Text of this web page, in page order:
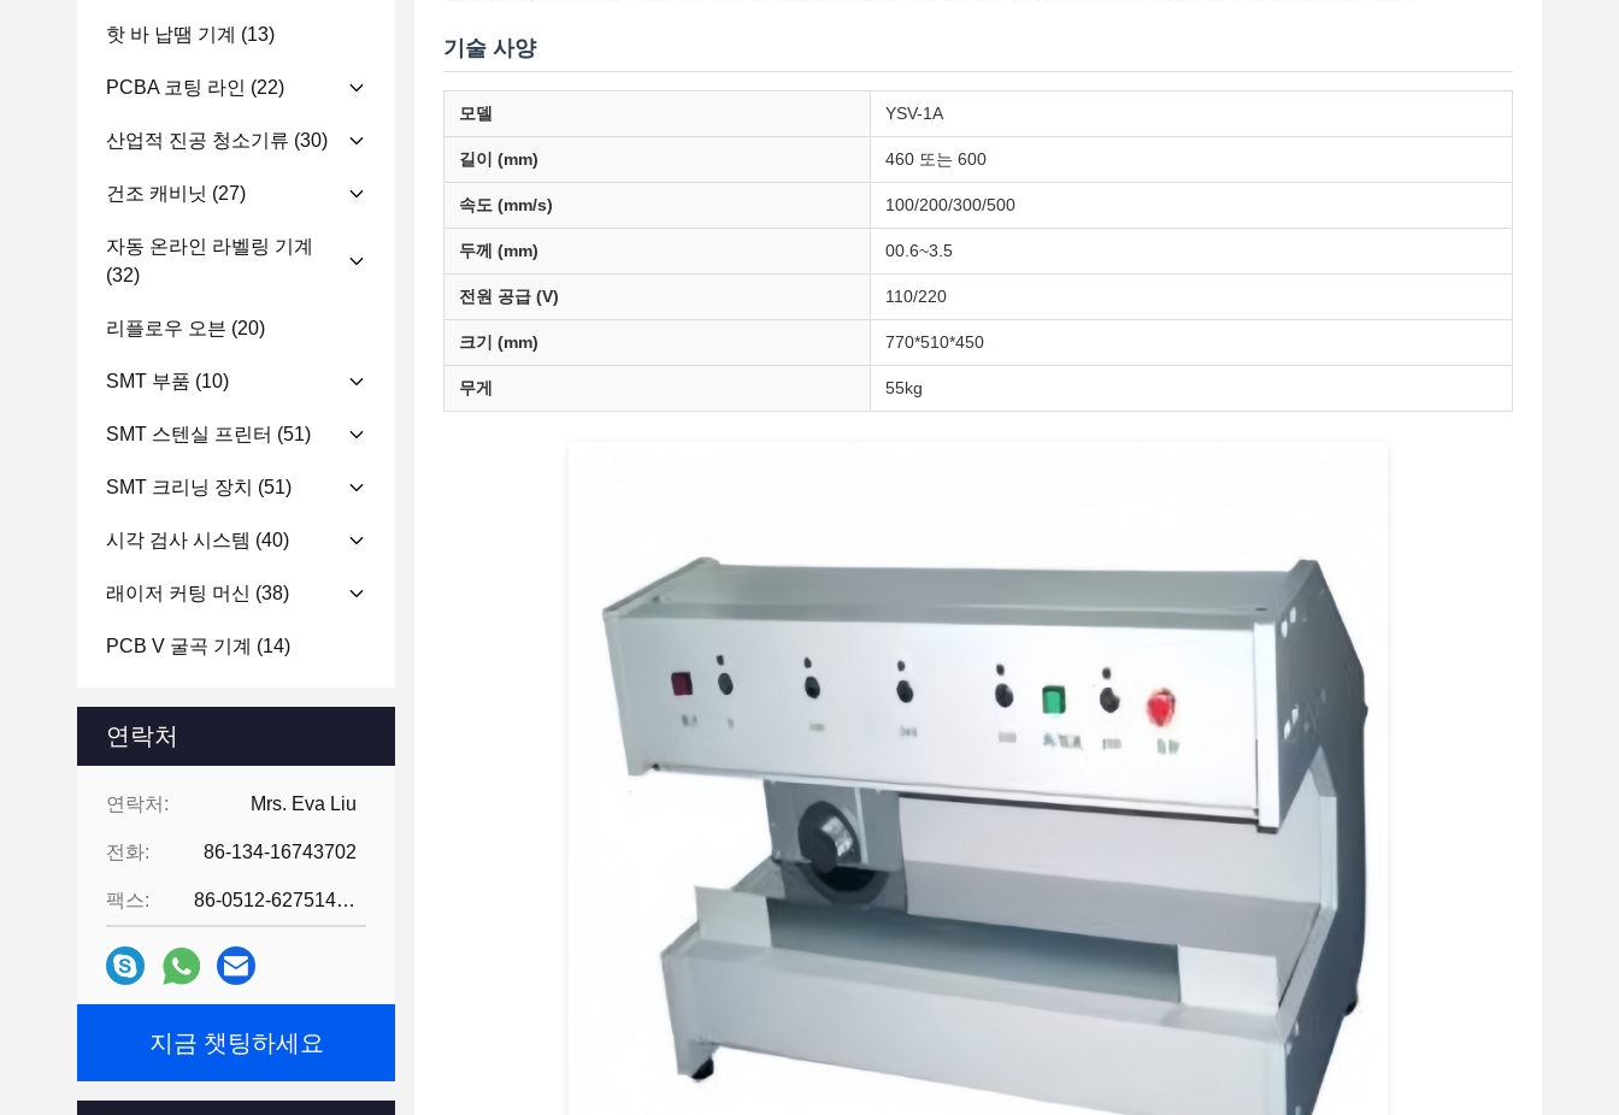
핫 바 납땜 기계 (13)
PCBA 코팅 라인 (22)
산업적 진공 청소기류 (30)
건조 캐비닛 (27)
자동 온라인 라벨링 기계
(32)
리플로우 오븐 (20)
SMT 부품 (10)
SMT 스텐실 프린터 (51)
SMT 크리닝 장치 (51)
시각 검사 시스템 (40)
래이저 커팅 머신 (38)
PCB V 굴곡 기계 (14)
연락처
연락처: Mrs. Eva Liu
전화: 86-134-16743702
팩스: 86-0512-62751429
지금 챗팅하세요
기술 사양
모델 YSV-1A
길이 (mm) 460 또는 600
속도 (mm/s) 100/200/300/500
두께 (mm) 00.6~3.5
전원 공급 (V) 110/220
크기 (mm) 770*510*450
무게 55kg